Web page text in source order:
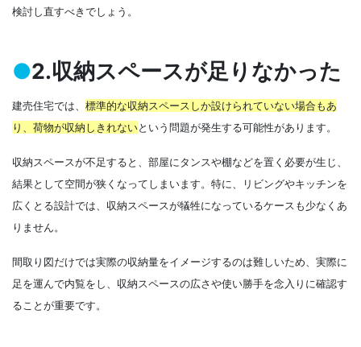
検討し直すべきでしょう。
●2.収納スペースが足りなかった
建売住宅では、 標準的な収納スペースしか設けられていない場合もあ
り、荷物が収納しきれないという問題が発生する可能性があります。
収納スペースが不足すると、部屋にタンスや棚などを置く必要が生じ、
結果として空間が狭くなってしまいます。特に、リビングやキッチンを
広くとる設計では、収納スペースが犠牲になっているケースも少なくあ
りません。
間取り図だけでは実際の収納量をイメージするのは難しいため、実際に
足を運んで内覧をし、収納スペースの広さや使い勝手を念入りに確認す
ることが重要です。